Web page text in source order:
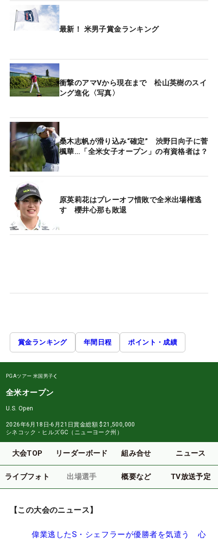
最新！ 米男子賞金ランキング
衝撃のアマVから現在まで 松山英樹のスイ
ング進化〈写真〉
桑木志帆が滑り込み“確定” 渋野日向子に菅
楓華…「全米女子オープン」の有資格者は？
原英莉花はプレーオフ惜敗で全米出場権逃
す 櫻井心那も敗退
賞金ランキング 年間日程 ポイント・成績
PGAツアー 米国男子
全米オープン
U.S. Open
2026年6月18日-6月21日賞金総額 $21,500,000
シネコック・ヒルズGC（ニューヨーク州）
大会TOP リーダーボード 組み合せ ニュース
ライブフォト 出場選手 概要など TV放送予定
【この大会のニュース】
偉業逃したS・シェフラーが優勝者を気遣う 心